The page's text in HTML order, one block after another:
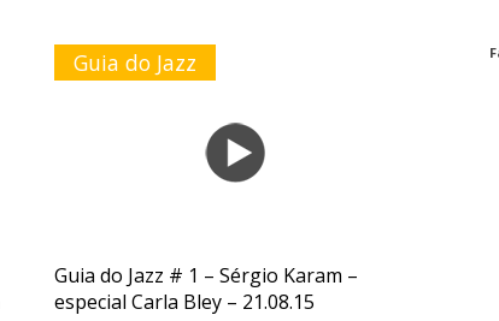
Guia do Jazz
Guia do Jazz # 1 – Sérgio Karam –
especial Carla Bley – 21.08.15